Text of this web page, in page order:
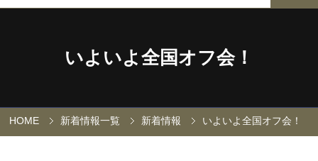
いよいよ全国オフ会！
HOME 新着情報一覧 新着情報 いよいよ全国オフ会！